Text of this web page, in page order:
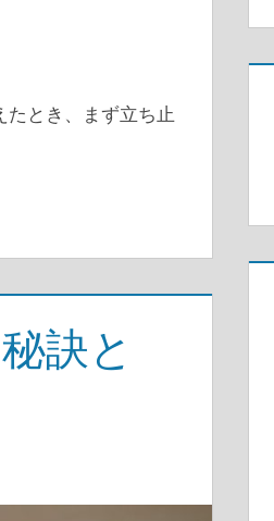
とき、まず立ち止
訣と